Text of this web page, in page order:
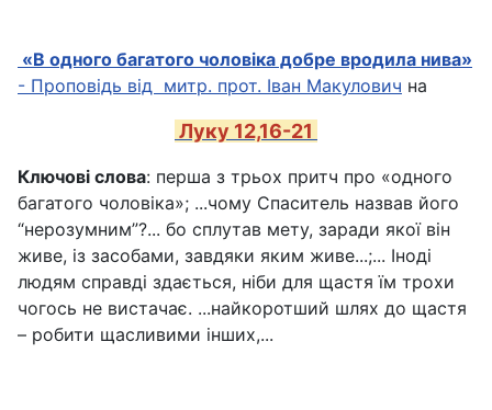
«В одного багатого чоловіка добре вродила нива»
- Проповідь від митр. прот. Іван Макулович на
Луку 12,16-21
Ключові слова: перша з трьох притч про «одного
багатого чоловіка»; ...чому Спаситель назвав його
“нерозумним”?... бо сплутав мету, заради якої він
живе, із засобами, завдяки яким живе...;... Іноді
людям справді здається, ніби для щастя їм трохи
чогось не вистачає. ...найкоротший шлях до щастя
– робити щасливими інших,...